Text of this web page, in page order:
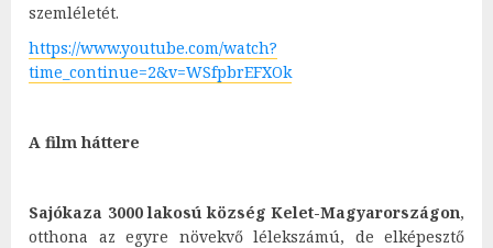
szemléletét.
https://www.youtube.com/watch?
time_continue=2&v=WSfpbrEFXOk
A film háttere
Sajókaza 3000 lakosú község Kelet-Magyarországon,
otthona az egyre növekvő lélekszámú, de elképesztő